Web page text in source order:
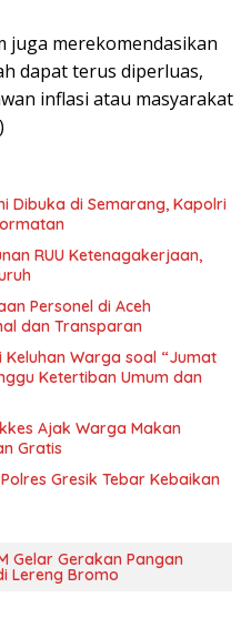
juga merekomendasikan
dapat terus diperluas,
inflasi atau masyarakat
Dibuka di Semarang, Kapolri
RUU Ketenagakerjaan,
Personel di Aceh
dan Transparan
Warga soal “Jumat
Ketertiban Umum dan
Ajak Warga Makan
Gratis
Gresik Tebar Kebaikan
Gelar Gerakan Pangan
Lereng Bromo